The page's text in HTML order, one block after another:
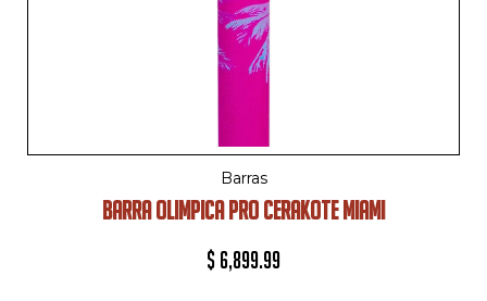
Barras
BARRA OLIMPICA PRO CERAKOTE MIAMI
$ 6,899.99